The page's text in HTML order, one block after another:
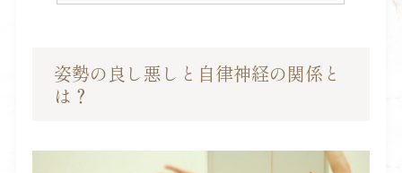
姿勢の良し悪しと自律神経の関係と
は？